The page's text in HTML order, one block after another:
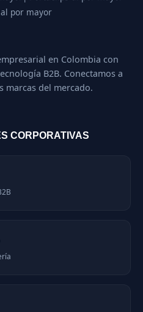
por mayor
en Colombia con
B2B. Conectamos a
marcas del mercado.
CORPORATIVAS